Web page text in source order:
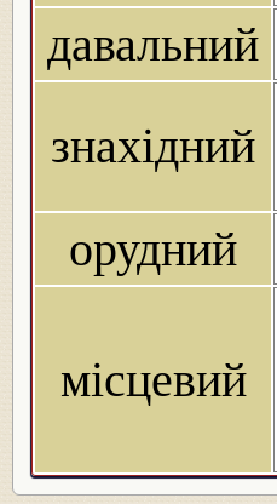
давальний
знахідний
орудний
місцевий